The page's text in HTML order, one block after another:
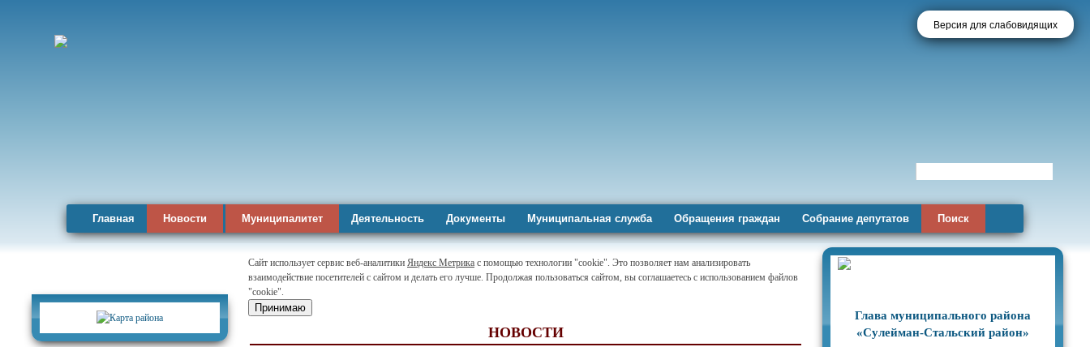
Версия для слабовидящих
Главная Новости Муниципалитет Деятельность Документы Муниципальная служба Обращения граждан Собрание депутатов Поиск
Сайт использует сервис веб-аналитики Яндекс Метрика с помощью технологии "cookie". Это позволяет нам анализировать
взаимодействие посетителей с сайтом и делать его лучше. Продолжая пользоваться сайтом, вы соглашаетесь с использованием файлов
"cookie".
Принимаю
НОВОСТИ
Глава муниципального района
«Сулейман-Стальский район»